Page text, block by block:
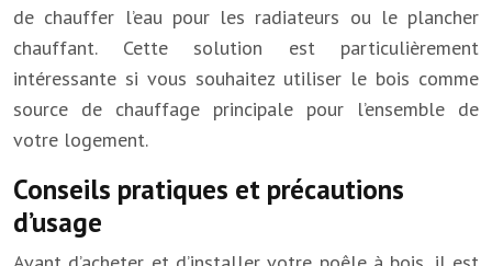
de chauffer l’eau pour les radiateurs ou le plancher
chauffant. Cette solution est particulièrement
intéressante si vous souhaitez utiliser le bois comme
source de chauffage principale pour l’ensemble de
votre logement.
Conseils pratiques et précautions
d’usage